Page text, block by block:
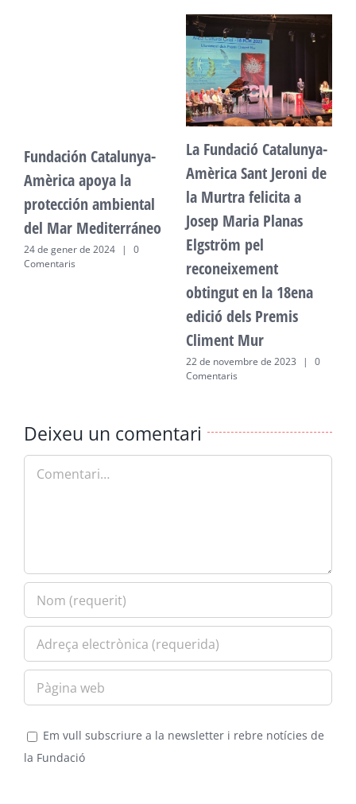
Fundación Catalunya-
Amèrica apoya la
protección ambiental
del Mar Mediterráneo
24 de gener de 2024 |
0
Comentaris
La Fundació Catalunya-
Amèrica Sant Jeroni de
la Murtra felicita a
Josep Maria Planas
Elgström pel
reconeixement
obtingut en la 18ena
edició dels Premis
Climent Mur
22 de novembre de 2023 |
0
Comentaris
Deixeu un comentari
Em vull subscriure a la newsletter i rebre notícies de
la Fundació